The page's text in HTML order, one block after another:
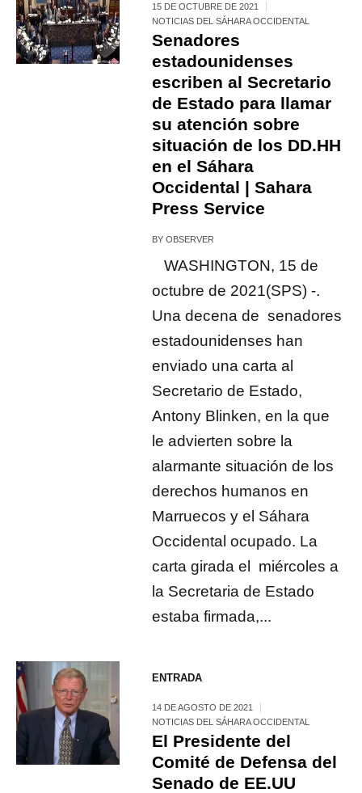
15 DE OCTUBRE DE 2021
NOTICIAS DEL SÁHARA OCCIDENTAL
Senadores
estadounidenses
escriben al Secretario
de Estado para llamar
su atención sobre
situación de los DD.HH
en el Sáhara
Occidental | Sahara
Press Service
BYOBSERVER
WASHINGTON, 15 de
octubre de 2021(SPS) -.
Una decena de senadores
estadounidenses han
enviado una carta al
Secretario de Estado,
Antony Blinken, en la que
le advierten sobre la
alarmante situación de los
derechos humanos en
Marruecos y el Sáhara
Occidental ocupado. La
carta girada el miércoles a
la Secretaria de Estado
estaba firmada,...
ENTRADA
14 DE AGOSTO DE 2021
NOTICIAS DEL SÁHARA OCCIDENTAL
El Presidente del
Comité de Defensa del
Senado de EE.UU